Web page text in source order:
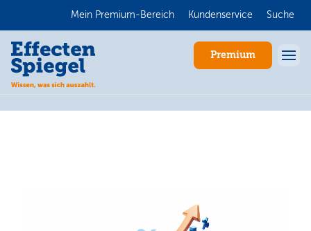
Mein Premium-Bereich Kundenservice Suche
Premium